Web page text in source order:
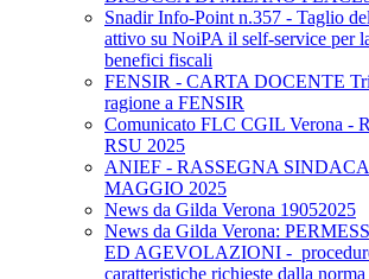
Snadir Info-Point n.357 - Taglio
attivo su NoiPA il self-service per
benefici fiscali
FENSIR - CARTA DOCENTE
ragione a FENSIR
Comunicato FLC CGIL Verona -
RSU 2025
ANIEF - RASSEGNA
MAGGIO 2025
News da Gilda Verona 19052025
News da Gilda Verona:
ED AGEVOLAZIONI -
caratteristiche richieste dalla